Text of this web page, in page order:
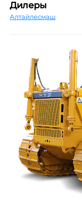
Дилеры
Алтайлесмаш